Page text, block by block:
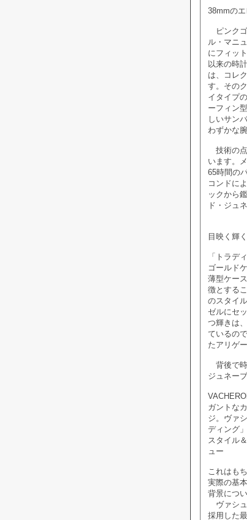
38mmの
ピンクゴ
ル・マニ
にフィッ
以来の時
は、コレ
す。その
イタイプ
ーフィン
しいサン
わずかな
技術の点
います。
65時間の
コンドに
ックから
ド・ジュ
目映く輝
「トラデ
ゴールド
薄型ケー
徴とする
のスタイ
ゼルにセ
つ輝きは
ているの
たアリゲ
背後で時
ジュネー
ガントな
ジ。ヴァ
ディング」
スタイル
ュー
これはも
実際の基
背景につ
ヴァシュ
採用した